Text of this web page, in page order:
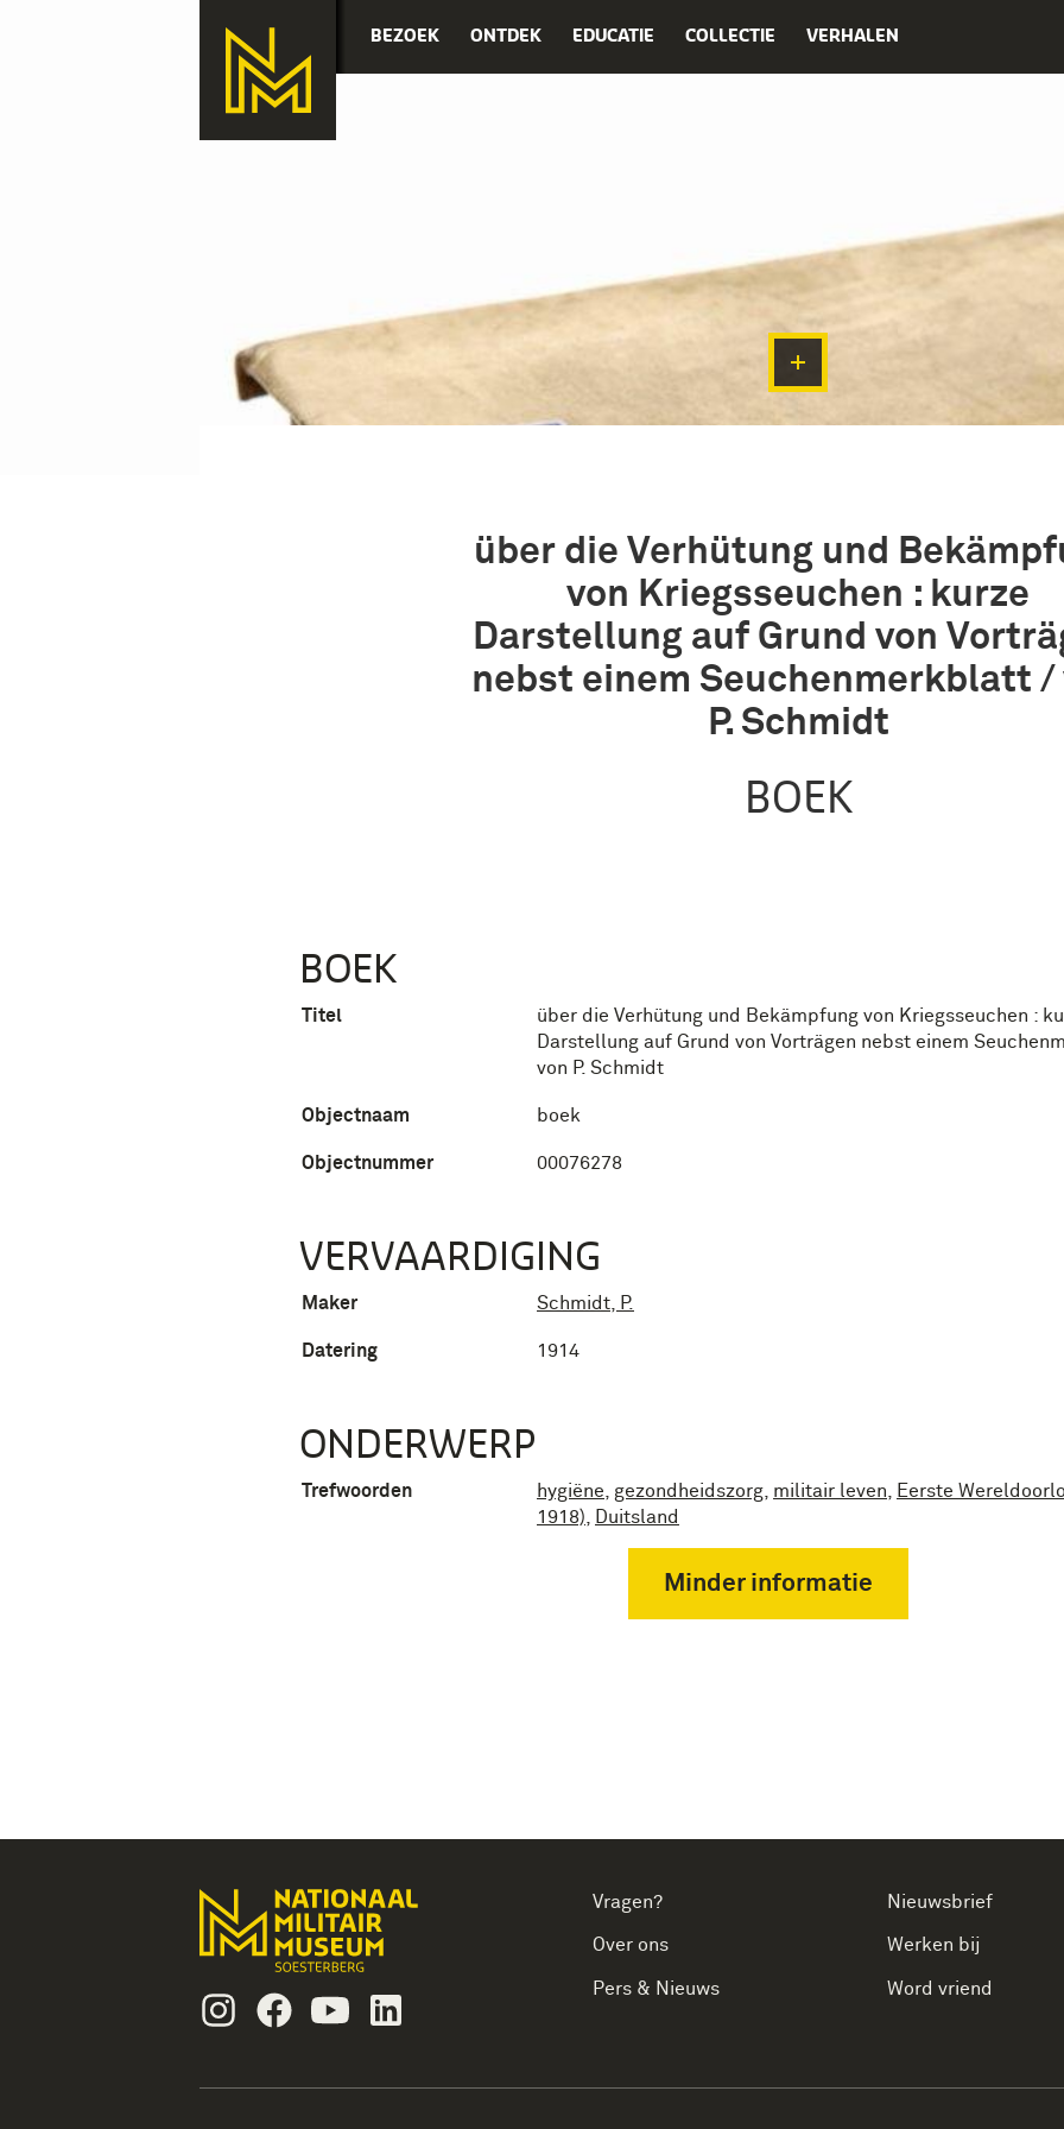
BEZOEK ONTDEK EDUCATIE COLLECTIE VERHALEN
über die Verhütung und
von Kriegsseuchen : kurze
Darstellung auf Grund von
nebst einem Seuchenmerkblatt /
P. Schmidt
BOEK
BOEK
Titel
über die Verhütung und Bekämpfung von Kriegsseuchen :
Darstellung auf Grund von Vorträgen nebst einem
von P. Schmidt
Objectnaam boek
Objectnummer 00076278
VERVAARDIGING
Maker Schmidt, P.
Datering 1914
ONDERWERP
Trefwoorden hygiëne gezondheidszorg militair leven
Eerste
1918)
Duitsland
Minder informatie
InstagramFacebookYoutube
Vragen?
Over ons
Pers & Nieuws
Nieuwsbrief
Werken bij
Word vriend